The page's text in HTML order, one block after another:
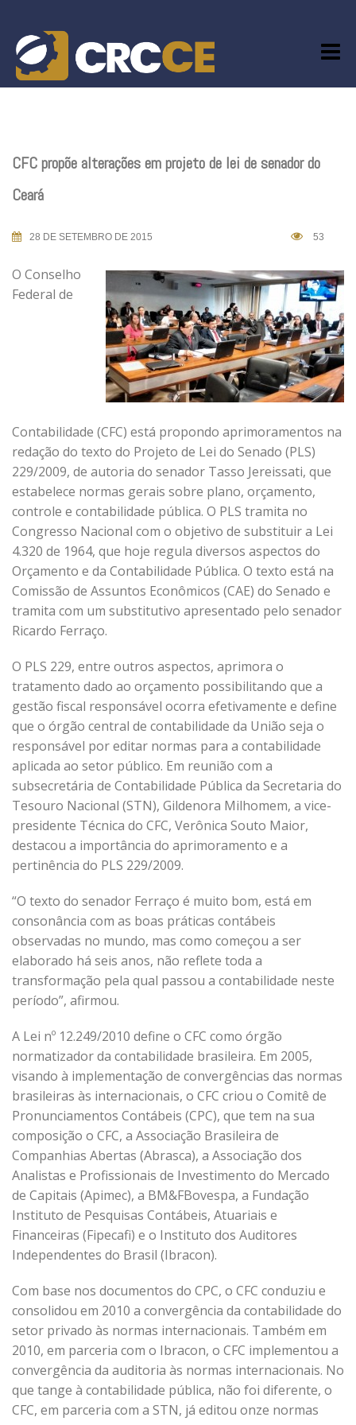
content
CFC propõe alterações em projeto de lei de senador do
Ceará
28 DE SETEMBRO DE 2015 53
O Conselho
Federal de
Contabilidade (CFC) está propondo aprimoramentos na
redação do texto do Projeto de Lei do Senado (PLS)
229/2009, de autoria do senador Tasso Jereissati, que
estabelece normas gerais sobre plano, orçamento,
controle e contabilidade pública. O PLS tramita no
Congresso Nacional com o objetivo de substituir a Lei
4.320 de 1964, que hoje regula diversos aspectos do
Orçamento e da Contabilidade Pública. O texto está na
Comissão de Assuntos Econômicos (CAE) do Senado e
tramita com um substitutivo apresentado pelo senador
Ricardo Ferraço.
O PLS 229, entre outros aspectos, aprimora o
tratamento dado ao orçamento possibilitando que a
gestão fiscal responsável ocorra efetivamente e define
que o órgão central de contabilidade da União seja o
responsável por editar normas para a contabilidade
aplicada ao setor público. Em reunião com a
subsecretária de Contabilidade Pública da Secretaria do
Tesouro Nacional (STN), Gildenora Milhomem, a vice-
presidente Técnica do CFC, Verônica Souto Maior,
destacou a importância do aprimoramento e a
pertinência do PLS 229/2009.
“O texto do senador Ferraço é muito bom, está em
consonância com as boas práticas contábeis
observadas no mundo, mas como começou a ser
elaborado há seis anos, não reflete toda a
transformação pela qual passou a contabilidade neste
período”, afirmou.
A Lei nº 12.249/2010 define o CFC como órgão
normatizador da contabilidade brasileira. Em 2005,
visando à implementação de convergências das normas
brasileiras às internacionais, o CFC criou o Comitê de
Pronunciamentos Contábeis (CPC), que tem na sua
composição o CFC, a Associação Brasileira de
Companhias Abertas (Abrasca), a Associação dos
Analistas e Profissionais de Investimento do Mercado
de Capitais (Apimec), a BM&FBovespa, a Fundação
Instituto de Pesquisas Contábeis, Atuariais e
Financeiras (Fipecafi) e o Instituto dos Auditores
Independentes do Brasil (Ibracon).
Com base nos documentos do CPC, o CFC conduziu e
consolidou em 2010 a convergência da contabilidade do
setor privado às normas internacionais. Também em
2010, em parceria com o Ibracon, o CFC implementou a
convergência da auditoria às normas internacionais. No
que tange à contabilidade pública, não foi diferente, o
CFC, em parceria com a STN, já editou onze normas